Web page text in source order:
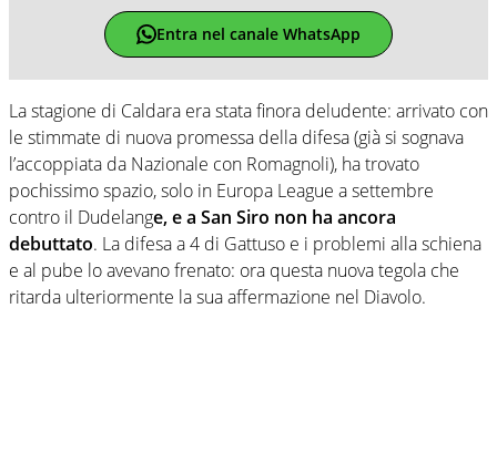
Entra nel canale WhatsApp
La stagione di Caldara era stata finora deludente: arrivato con
le stimmate di nuova promessa della difesa (già si sognava
l’accoppiata da Nazionale con Romagnoli), ha trovato
pochissimo spazio, solo in Europa League a settembre
contro il Dudelange, e a San Siro non ha ancora
debuttato. La difesa a 4 di Gattuso e i problemi alla schiena
e al pube lo avevano frenato: ora questa nuova tegola che
ritarda ulteriormente la sua affermazione nel Diavolo.